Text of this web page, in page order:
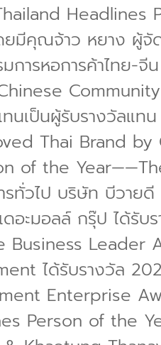
Headlines
มีคุณจ้าว หยาง ผู้จั
ารหอการค้าไทย-จี
เป็นผู้รับรางวัลแทน
Thai Brand by
of the
ทั่วไป บริษัท บีวายดี
อะมอลล์ กรุ๊ป ได้รับ
Business Leader
ได้รับรางวัล
Enterprise
Person of the